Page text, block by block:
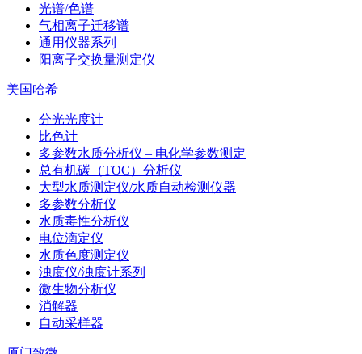
光谱/色谱
气相离子迁移谱
通用仪器系列
阳离子交换量测定仪
美国哈希
分光光度计
比色计
多参数水质分析仪 – 电化学参数测定
总有机碳（TOC）分析仪
大型水质测定仪/水质自动检测仪器
多参数分析仪
水质毒性分析仪
电位滴定仪
水质色度测定仪
浊度仪/浊度计系列
微生物分析仪
消解器
自动采样器